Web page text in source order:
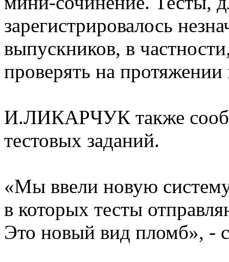
зарегистрировалось
выпускников, в
проверять на протяжении
И.ЛИКАРЧУК также
тестовых заданий.
«Мы ввели новую
в которых тесты
Это новый вид пломб», -